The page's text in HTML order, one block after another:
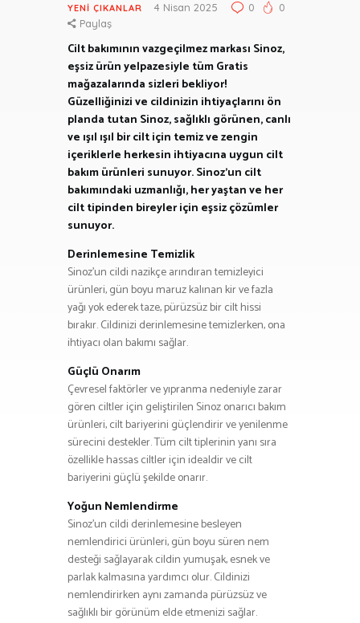
YENI ÇIKANLAR 4 Nisan 2025 0
0
Paylaş
Cilt bakımının vazgeçilmez markası Sinoz,
eşsiz ürün yelpazesiyle tüm Gratis
mağazalarında sizleri bekliyor!
Güzelliğinizi ve cildinizin ihtiyaçlarını ön
planda tutan Sinoz, sağlıklı görünen, canlı
ve ışıl ışıl bir cilt için temiz ve zengin
içeriklerle herkesin ihtiyacına uygun cilt
bakım ürünleri sunuyor. Sinoz’un cilt
bakımındaki uzmanlığı, her yaştan ve her
cilt tipinden bireyler için eşsiz çözümler
sunuyor.
Derinlemesine Temizlik
Sinoz’un cildi nazikçe arındıran temizleyici
ürünleri, gün boyu maruz kalınan kir ve fazla
yağı yok ederek taze, pürüzsüz bir cilt hissi
bırakır. Cildinizi derinlemesine temizlerken, ona
ihtiyacı olan bakımı sağlar.
Güçlü Onarım
Çevresel faktörler ve yıpranma nedeniyle zarar
gören ciltler için geliştirilen Sinoz onarıcı bakım
ürünleri, cilt bariyerini güçlendirir ve yenilenme
sürecini destekler. Tüm cilt tiplerinin yanı sıra
özellikle hassas ciltler için idealdir ve cilt
bariyerini güçlü şekilde onarır.
Yoğun Nemlendirme
Sinoz’un cildi derinlemesine besleyen
nemlendirici ürünleri, gün boyu süren nem
desteği sağlayarak cildin yumuşak, esnek ve
parlak kalmasına yardımcı olur. Cildinizi
nemlendirirken aynı zamanda pürüzsüz ve
sağlıklı bir görünüm elde etmenizi sağlar.